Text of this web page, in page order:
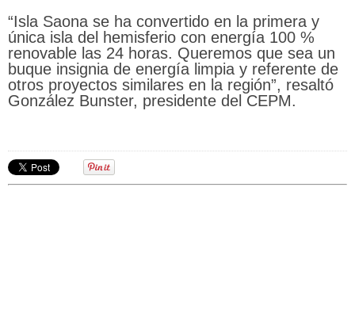
“Isla Saona se ha convertido en la primera y
única isla del hemisferio con energía 100 %
renovable las 24 horas. Queremos que sea un
buque insignia de energía limpia y referente de
otros proyectos similares en la región”, resaltó
González Bunster, presidente del CEPM.